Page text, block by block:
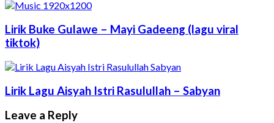
Lirik Buke Gulawe – Mayi Gadeeng (lagu viral
tiktok)
Lirik Lagu Aisyah Istri Rasulullah – Sabyan
Leave a Reply